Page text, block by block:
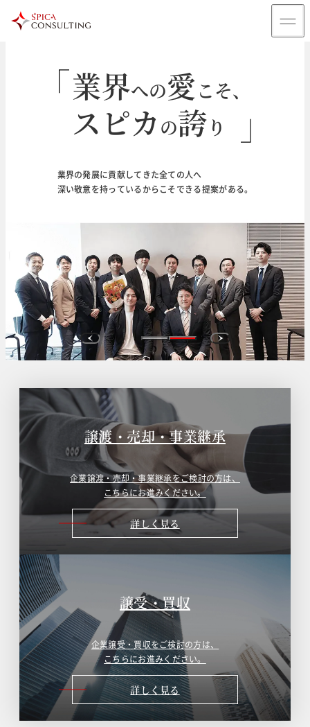
輝く未来のために
業界への愛こそ、
スピカ の誇 り
業界の発展に貢献してきた全ての人へ
深い敬意を持っているからこそできる提案がある。
譲渡・売却・事業継承
企業譲渡・売却・事業継承をご検討の方は、
こちらにお進みください。
詳しく見る
譲受・買収
企業譲受・買収をご検討の方は、
こちらにお進みください。
詳しく見る